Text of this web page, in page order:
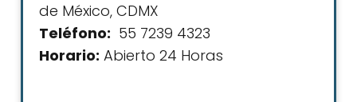
de México, CDMX
Teléfono: 55 7239 4323
Horario: Abierto 24 Horas